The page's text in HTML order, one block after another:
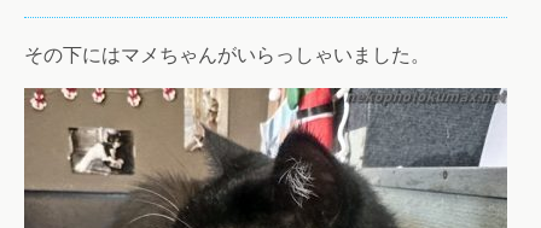
その下にはマメちゃんがいらっしゃいました。